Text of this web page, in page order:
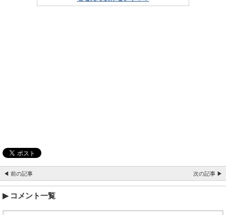
◀ 前の記事 次の記事 ▶
コメント一覧